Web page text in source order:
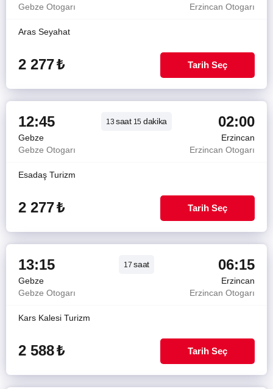
Gebze Otogarı
Erzincan Otogarı
Aras Seyahat
2 277₺ Tarih Seç
12:45 13saat15 dakika 02:00
Gebze
Erzincan
Gebze Otogarı
Erzincan Otogarı
Esadaş Turizm
2 277₺ Tarih Seç
13:15 17saat 06:15
Gebze
Erzincan
Gebze Otogarı
Erzincan Otogarı
Kars Kalesi Turizm
2 588₺ Tarih Seç